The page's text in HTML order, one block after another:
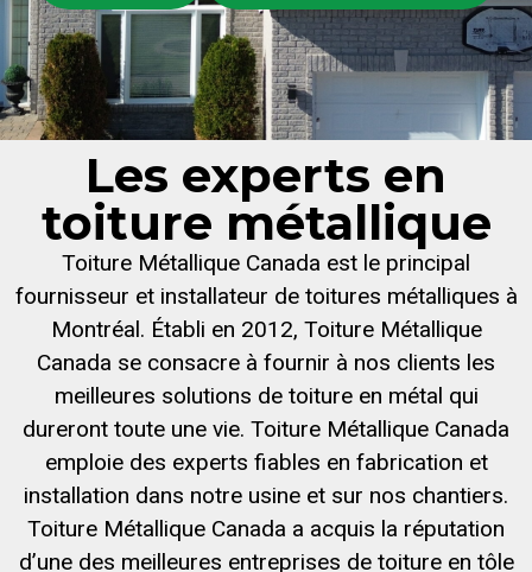
Les experts en
toiture métallique
Toiture Métallique Canada est le principal
fournisseur et installateur de toitures métalliques à
Montréal. Établi en 2012, Toiture Métallique
Canada se consacre à fournir à nos clients les
meilleures solutions de toiture en métal qui
dureront toute une vie. Toiture Métallique Canada
emploie des experts fiables en fabrication et
installation dans notre usine et sur nos chantiers.
Toiture Métallique Canada a acquis la réputation
d’une des meilleures entreprises de toiture en tôle